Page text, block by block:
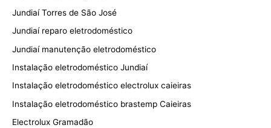
Jundiaí Torres de São José
Jundiaí reparo eletrodoméstico
Jundiaí manutenção eletrodoméstico
Instalação eletrodoméstico Jundiaí
Instalação eletrodoméstico electrolux caieiras
Instalação eletrodoméstico brastemp Caieiras
Electrolux Gramadão